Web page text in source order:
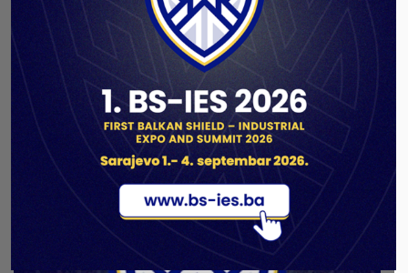
ABOUT US
As a government authorized defense industry
concern,Unis GROUPis the leading exporter of weapons
and military equipment in Bosnia and Herzegovina.